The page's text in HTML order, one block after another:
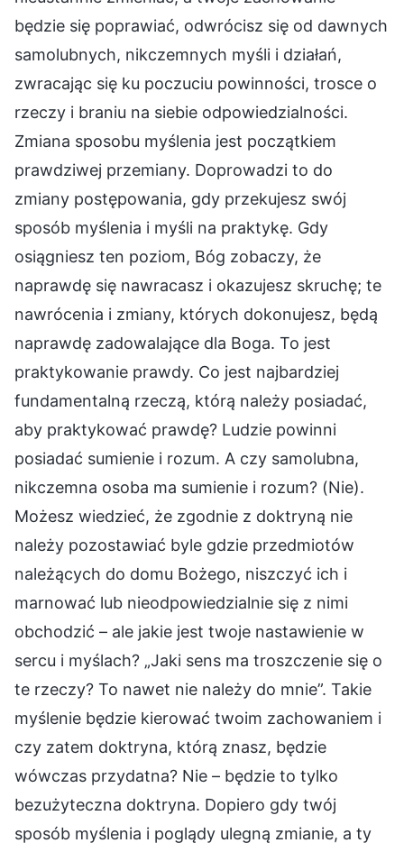
będzie się poprawiać, odwrócisz się od dawnych
samolubnych, nikczemnych myśli i działań,
zwracając się ku poczuciu powinności, trosce o
rzeczy i braniu na siebie odpowiedzialności.
Zmiana sposobu myślenia jest początkiem
prawdziwej przemiany. Doprowadzi to do
zmiany postępowania, gdy przekujesz swój
sposób myślenia i myśli na praktykę. Gdy
osiągniesz ten poziom, Bóg zobaczy, że
naprawdę się nawracasz i okazujesz skruchę; te
nawrócenia i zmiany, których dokonujesz, będą
naprawdę zadowalające dla Boga. To jest
praktykowanie prawdy. Co jest najbardziej
fundamentalną rzeczą, którą należy posiadać,
aby praktykować prawdę? Ludzie powinni
posiadać sumienie i rozum. A czy samolubna,
nikczemna osoba ma sumienie i rozum? (Nie).
Możesz wiedzieć, że zgodnie z doktryną nie
należy pozostawiać byle gdzie przedmiotów
należących do domu Bożego, niszczyć ich i
marnować lub nieodpowiedzialnie się z nimi
obchodzić – ale jakie jest twoje nastawienie w
sercu i myślach? „Jaki sens ma troszczenie się o
te rzeczy? To nawet nie należy do mnie”. Takie
myślenie będzie kierować twoim zachowaniem i
czy zatem doktryna, którą znasz, będzie
wówczas przydatna? Nie – będzie to tylko
bezużyteczna doktryna. Dopiero gdy twój
sposób myślenia i poglądy ulegną zmianie, a ty